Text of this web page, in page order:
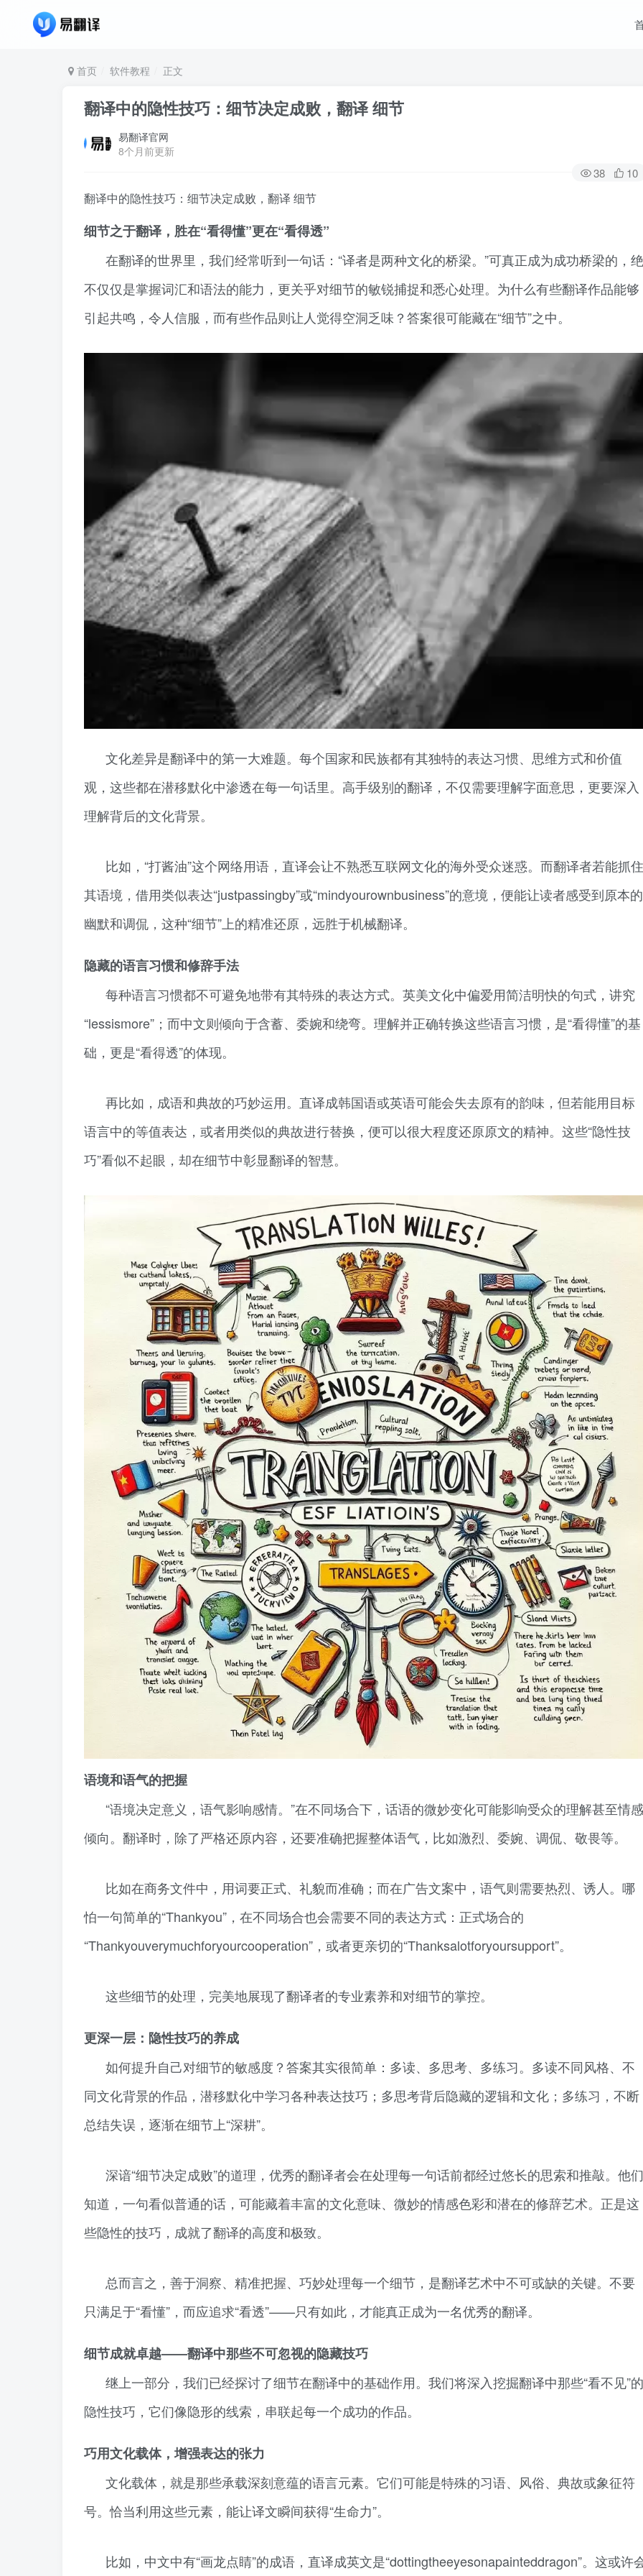
首页 软件教程 正文
翻译中的隐性技巧：细节决定成败，翻译 细节
易翻译官网
8个月前更新
38 10
翻译中的隐性技巧：细节决定成败，翻译 细节
细节之于翻译，胜在“看得懂”更在“看得透”
在翻译的世界里，我们经常听到一句话：“译者是两种文化的桥梁。”可真正成为成功桥梁的，绝
不仅仅是掌握词汇和语法的能力，更关乎对细节的敏锐捕捉和悉心处理。为什么有些翻译作品能够
引起共鸣，令人信服，而有些作品则让人觉得空洞乏味？答案很可能藏在“细节”之中。
文化差异是翻译中的第一大难题。每个国家和民族都有其独特的表达习惯、思维方式和价值
观，这些都在潜移默化中渗透在每一句话里。高手级别的翻译，不仅需要理解字面意思，更要深入
理解背后的文化背景。
比如，“打酱油”这个网络用语，直译会让不熟悉互联网文化的海外受众迷惑。而翻译者若能抓住
其语境，借用类似表达“justpassingby”或“mindyourownbusiness”的意境，便能让读者感受到原本的
幽默和调侃，这种“细节”上的精准还原，远胜于机械翻译。
隐藏的语言习惯和修辞手法
每种语言习惯都不可避免地带有其特殊的表达方式。英美文化中偏爱用简洁明快的句式，讲究
“lessismore”；而中文则倾向于含蓄、委婉和绕弯。理解并正确转换这些语言习惯，是“看得懂”的基
础，更是“看得透”的体现。
再比如，成语和典故的巧妙运用。直译成韩国语或英语可能会失去原有的韵味，但若能用目标
语言中的等值表达，或者用类似的典故进行替换，便可以很大程度还原原文的精神。这些“隐性技
巧”看似不起眼，却在细节中彰显翻译的智慧。
语境和语气的把握
“语境决定意义，语气影响感情。”在不同场合下，话语的微妙变化可能影响受众的理解甚至情感
倾向。翻译时，除了严格还原内容，还要准确把握整体语气，比如激烈、委婉、调侃、敬畏等。
比如在商务文件中，用词要正式、礼貌而准确；而在广告文案中，语气则需要热烈、诱人。哪
怕一句简单的“Thankyou”，在不同场合也会需要不同的表达方式：正式场合的
“Thankyouverymuchforyourcooperation”，或者更亲切的“Thanksalotforyoursupport”。
这些细节的处理，完美地展现了翻译者的专业素养和对细节的掌控。
更深一层：隐性技巧的养成
如何提升自己对细节的敏感度？答案其实很简单：多读、多思考、多练习。多读不同风格、不
同文化背景的作品，潜移默化中学习各种表达技巧；多思考背后隐藏的逻辑和文化；多练习，不断
总结失误，逐渐在细节上“深耕”。
深谙“细节决定成败”的道理，优秀的翻译者会在处理每一句话前都经过悠长的思索和推敲。他们
知道，一句看似普通的话，可能藏着丰富的文化意味、微妙的情感色彩和潜在的修辞艺术。正是这
些隐性的技巧，成就了翻译的高度和极致。
总而言之，善于洞察、精准把握、巧妙处理每一个细节，是翻译艺术中不可或缺的关键。不要
只满足于“看懂”，而应追求“看透”——只有如此，才能真正成为一名优秀的翻译。
细节成就卓越——翻译中那些不可忽视的隐藏技巧
继上一部分，我们已经探讨了细节在翻译中的基础作用。我们将深入挖掘翻译中那些“看不见”的
隐性技巧，它们像隐形的线索，串联起每一个成功的作品。
巧用文化载体，增强表达的张力
文化载体，就是那些承载深刻意蕴的语言元素。它们可能是特殊的习语、风俗、典故或象征符
号。恰当利用这些元素，能让译文瞬间获得“生命力”。
比如，中文中有“画龙点睛”的成语，直译成英文是“dottingtheeyesonapainteddragon”。这或许